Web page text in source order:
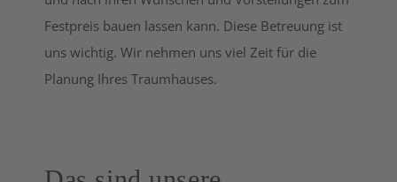
Festpreis bauen lassen kann. Diese Betreuung ist
uns wichtig. Wir nehmen uns viel Zeit für die
Planung Ihres Traumhauses.